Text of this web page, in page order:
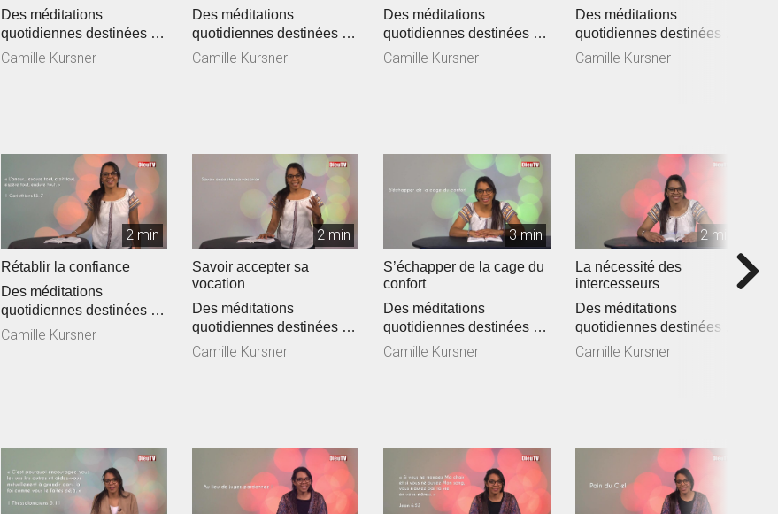
Des méditations
quotidiennes destinées à
encourager et vous
Camille Kursner
Des méditations
quotidiennes destinées à
encourager et vous
Camille Kursner
Des méditations
quotidiennes destinées à
encourager et vous
Camille Kursner
Des méditations
quotidiennes destinées à
encourager et vous
Camille Kursner
2 min
Rétablir la confiance
Des méditations
quotidiennes destinées à
encourager et vous
Camille Kursner
2 min
Savoir accepter sa
vocation
Des méditations
quotidiennes destinées à
encourager et vous
Camille Kursner
3 min
S’échapper de la cage du
confort
Des méditations
quotidiennes destinées à
encourager et vous
Camille Kursner
2 min
La nécessité des
intercesseurs
Des méditations
quotidiennes destinées à
encourager et vous
Camille Kursner